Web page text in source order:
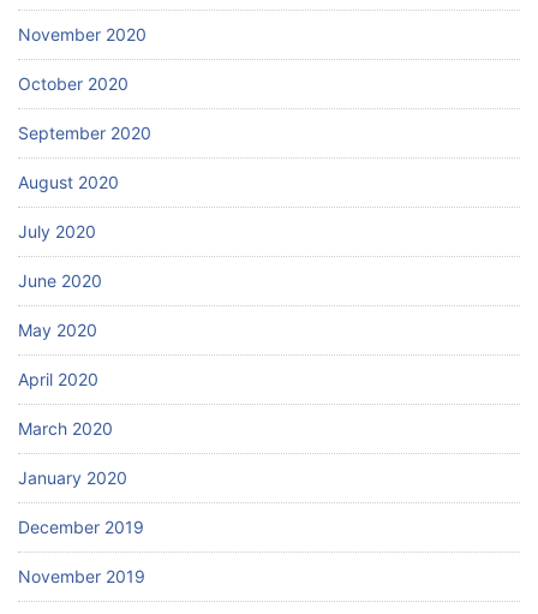
November 2020
October 2020
September 2020
August 2020
July 2020
June 2020
May 2020
April 2020
March 2020
January 2020
December 2019
November 2019